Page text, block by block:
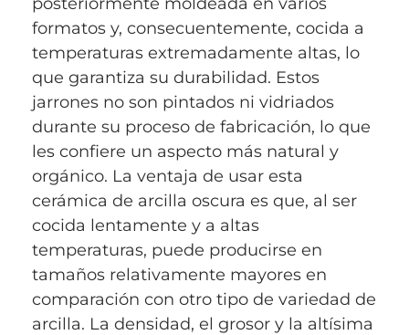
formatos y, consecuentemente, cocida a
temperaturas extremadamente altas, lo
que garantiza su durabilidad. Estos
jarrones no son pintados ni vidriados
durante su proceso de fabricación, lo que
les confiere un aspecto más natural y
orgánico. La ventaja de usar esta
cerámica de arcilla oscura es que, al ser
cocida lentamente y a altas
temperaturas, puede producirse en
tamaños relativamente mayores en
comparación con otro tipo de variedad de
arcilla. La densidad, el grosor y la altísima